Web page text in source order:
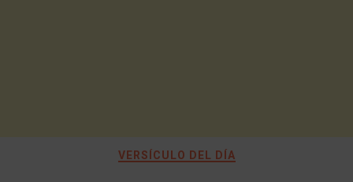
VERSÍCULO DEL DÍA